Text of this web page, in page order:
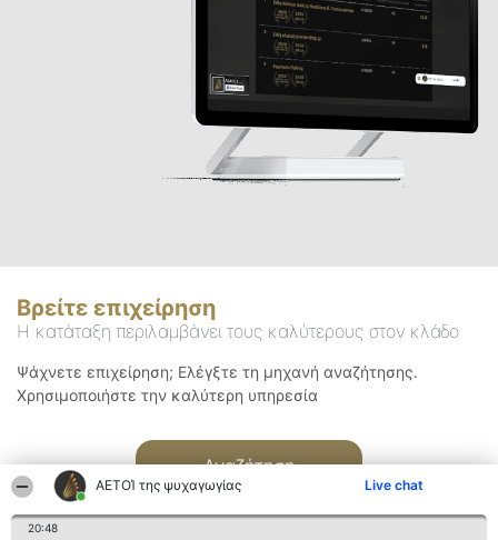
ΑΕΤΟΊ της ψυχαγωγίας Live chat
20:48
Βρείτε επιχείρηση
Η κατάταξη περιλαμβάνει τους καλύτερους στον κλάδο
Ψάχνετε επιχείρηση; Ελέγξτε τη μηχανή αναζήτησης.
Χρησιμοποιήστε την καλύτερη υπηρεσία
Αναζήτηση